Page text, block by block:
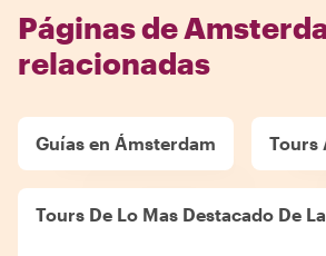
Páginas de
relacionadas
Guías en Ámsterdam Tours
Tours De Lo Mas Destacado De